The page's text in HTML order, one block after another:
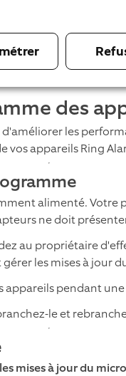
des
les
vos appareils Ring
alimenté.
ne doit
au propriétaire
les mises à jour
pendant une
le et
mises à jour du